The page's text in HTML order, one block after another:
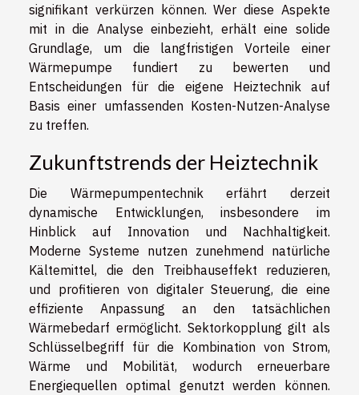
signifikant verkürzen können. Wer diese Aspekte
mit in die Analyse einbezieht, erhält eine solide
Grundlage, um die langfristigen Vorteile einer
Wärmepumpe fundiert zu bewerten und
Entscheidungen für die eigene Heiztechnik auf
Basis einer umfassenden Kosten-Nutzen-Analyse
zu treffen.
Zukunftstrends der Heiztechnik
Die Wärmepumpentechnik erfährt derzeit
dynamische Entwicklungen, insbesondere im
Hinblick auf Innovation und Nachhaltigkeit.
Moderne Systeme nutzen zunehmend natürliche
Kältemittel, die den Treibhauseffekt reduzieren,
und profitieren von digitaler Steuerung, die eine
effiziente Anpassung an den tatsächlichen
Wärmebedarf ermöglicht. Sektorkopplung gilt als
Schlüsselbegriff für die Kombination von Strom,
Wärme und Mobilität, wodurch erneuerbare
Energiequellen optimal genutzt werden können.